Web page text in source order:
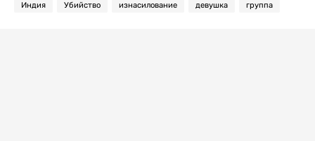
Индия Убийство изнасилование девушка группа